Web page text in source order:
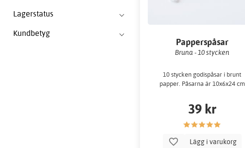
Lagerstatus
Kundbetyg
Papperspåsar
Bruna - 10 stycken
10 stycken godispåsar i brunt
papper. Påsarna är 10x6x24 cm
39 kr
Lägg i varukorg